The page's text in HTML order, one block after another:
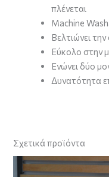
πλένεται
Machine
Βελτιώνει
Eύκολο στην
Ενώνει δύο
Δυνατότητα
Σχετικά προϊόντα